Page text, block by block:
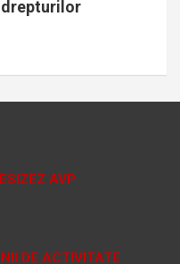
AVP
DE ACTIVITATE